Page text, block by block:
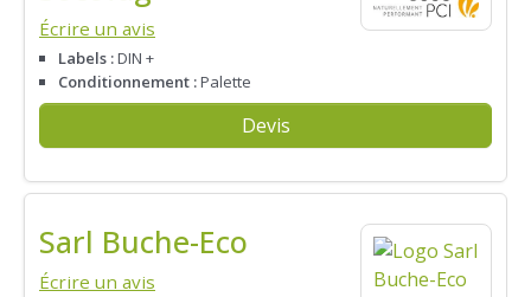
Écrire un avis
Labels :DIN +
Conditionnement :Palette
Devis
Sarl Buche-Eco
Écrire un avis